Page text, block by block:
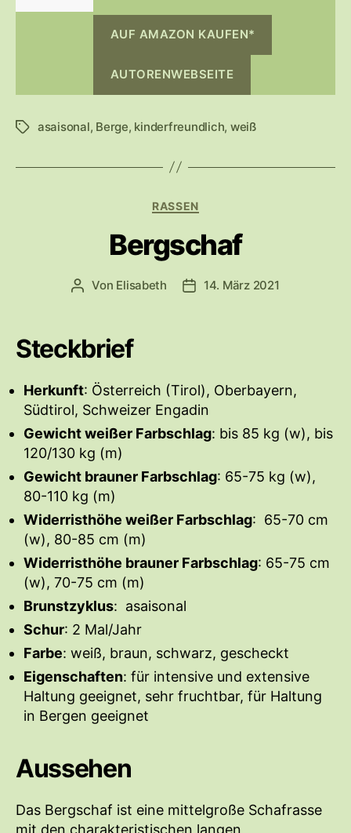
AUF AMAZON KAUFEN*
AUTORENWEBSEITE
S
asaisonal, Berge, kinderfreundlich, weiß
K
t
e
o
RASSEN
Bergschaf
B
r
g
s
u
t
o
r
Von Elisabeth
V
e
n
l
c
n
s
m
14. März 2021
Steckbrief
Herkunft: Österreich (Tirol), Oberbayern,
Südtirol, Schweizer Engadin
Gewicht weißer Farbschlag: bis 85 kg (w), bis
120/130 kg (m)
Gewicht brauner Farbschlag: 65-75 kg (w),
80-110 kg (m)
Widerristhöhe weißer Farbschlag: 65-70 cm
(w), 80-85 cm (m)
Widerristhöhe brauner Farbschlag: 65-75 cm
(w), 70-75 cm (m)
Brunstzyklus: asaisonal
Schur: 2 Mal/Jahr
Farbe: weiß, braun, schwarz, gescheckt
Eigenschaften: für intensive und extensive
Haltung geeignet, sehr fruchtbar, für Haltung
in Bergen geeignet
Aussehen
Das Bergschaf ist eine mittelgroße Schafrasse
mit den charakteristischen langen